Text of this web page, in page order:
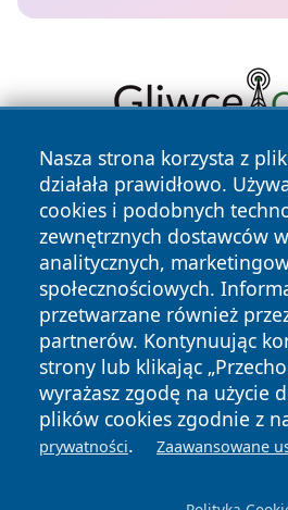
Nasza strona korzysta z
działała prawidłowo.
cookies i podobnych
zewnętrznych dostawców
analitycznych,
społecznościowych.
przetwarzane również
partnerów. Kontynuując
strony lub klikając
wyrażasz zgodę na użycie
plików cookies zgodnie z
prywatności. Zaawansowane
Copyright © 2026 swidnicanews.pl
zastrzeżone.
News Autorzy
Polityka
Prywatności